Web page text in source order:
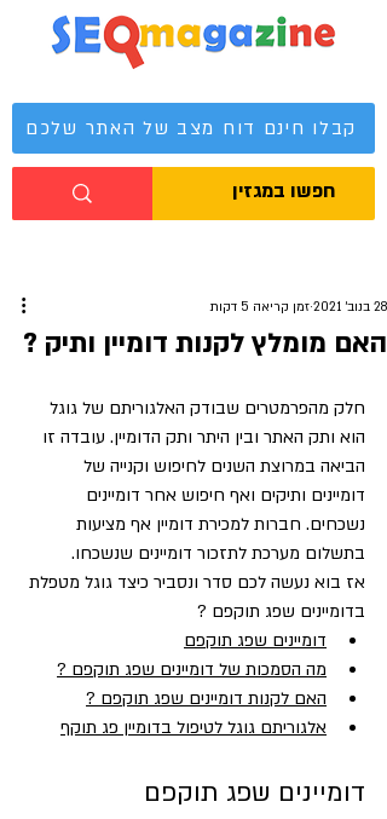
מגזין קידום אתרים
קבלו חינם דוח מצב של האתר שלכם
האם מומלץ לקנות דומיין ותיק ?
28 בנוב׳ 2021 זמן קריאה 5 דקות
חלק מהפרמטרים שבודק האלגוריתם של גוגל
הוא ותק האתר ובין היתר ותק הדומיין. עובדה זו
הביאה במרוצת השנים לחיפוש וקנייה של
דומיינים ותיקים ואף חיפוש אחר דומיינים
נשכחים. חברות למכירת דומיין אף מציעות
בתשלום מערכת לתזכור דומיינים שנשכחו.
אז בוא נעשה לכם סדר ונסביר כיצד גוגל מטפלת
בדומיינים שפג תוקפם ?
דומיינים שפג תוקפם
מה הסמכות של דומיינים שפג תוקפם ?
האם לקנות דומיינים שפג תוקפם ?
אלגוריתם גוגל לטיפול בדומיין פג תוקף
דומיינים שפג תוקפם